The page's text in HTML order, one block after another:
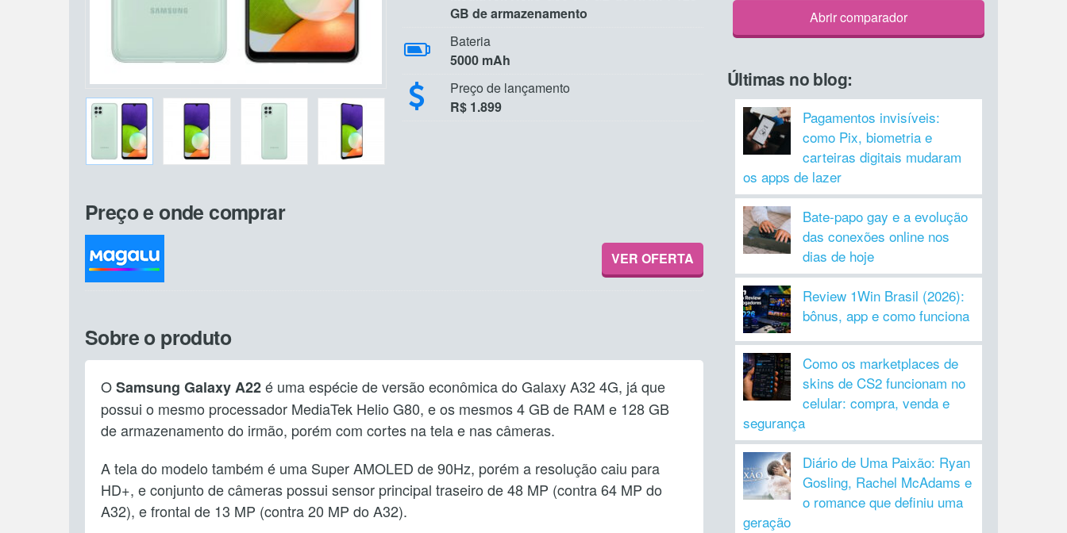
GB de armazenamento
Bateria
5000 mAh
Preço de lançamento
R$ 1.899
Preço e onde comprar
VER OFERTA
Sobre o produto
OSamsung Galaxy A22é uma espécie de versão econômica do Galaxy A32 4G, já que
possui o mesmo processador MediaTek Helio G80, e os mesmos 4 GB de RAM e 128 GB
de armazenamento do irmão, porém com cortes na tela e nas câmeras.
A tela do modelo também é uma Super AMOLED de 90Hz, porém a resolução caiu para
HD+, e conjunto de câmeras possui sensor principal traseiro de 48 MP (contra 64 MP do
A32), e frontal de 13 MP (contra 20 MP do A32).
Abrir comparador
Últimas no blog:
Pagamentos invisíveis:
como Pix, biometria e
carteiras digitais mudaram
os apps de lazer
Bate-papo gay e a evolução
das conexões online nos
dias de hoje
Review 1Win Brasil (2026):
bônus, app e como funciona
Como os marketplaces de
skins de CS2 funcionam no
celular: compra, venda e
segurança
Diário de Uma Paixão: Ryan
Gosling, Rachel McAdams e
o romance que definiu uma
geração